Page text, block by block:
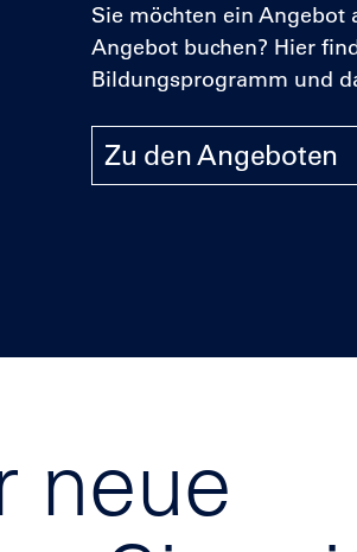
Sie möchten ein Angebot
Angebot buchen? Hier
Bildungsprogramm und
Zu den Angeboten
neue